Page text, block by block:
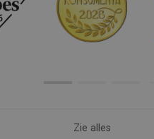
Zie alles